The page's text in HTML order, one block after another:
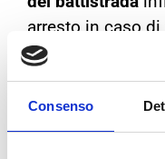
Consenso
arresto in caso di
pneumatici
sgonfi,
irregolare, con
non uniforme in